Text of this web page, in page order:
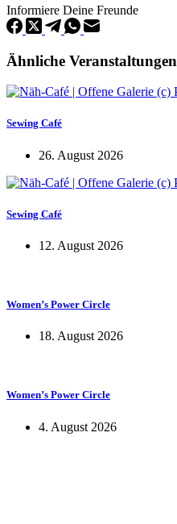
Informiere Deine Freunde
Ähnliche Veranstaltungen
Sewing Café
26. August 2026
Sewing Café
12. August 2026
Women’s Power Circle
18. August 2026
Women’s Power Circle
4. August 2026